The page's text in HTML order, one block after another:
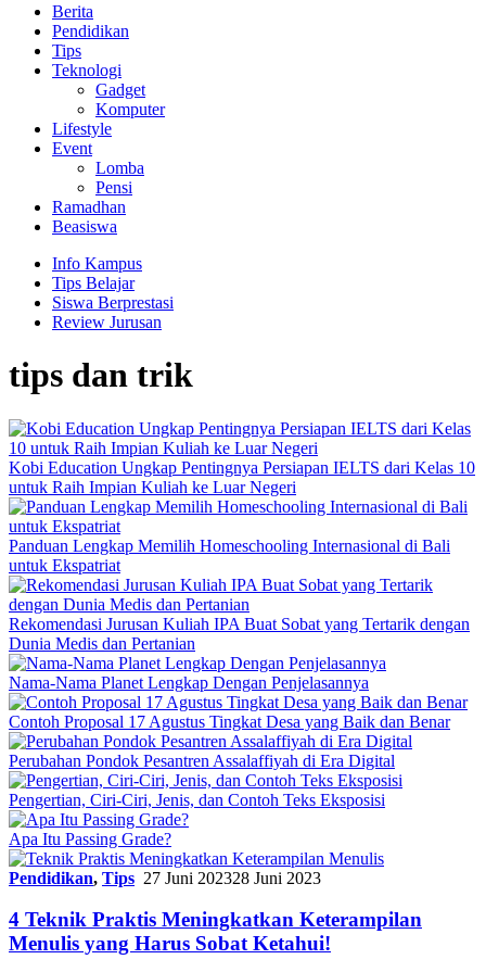
Berita
Pendidikan
Tips
Teknologi
Gadget
Komputer
Lifestyle
Event
Lomba
Pensi
Ramadhan
Beasiswa
Info Kampus
Tips Belajar
Siswa Berprestasi
Review Jurusan
tips dan trik
Kobi Education Ungkap Pentingnya Persiapan IELTS dari Kelas 10
untuk Raih Impian Kuliah ke Luar Negeri
Panduan Lengkap Memilih Homeschooling Internasional di Bali
untuk Ekspatriat
Rekomendasi Jurusan Kuliah IPA Buat Sobat yang Tertarik dengan
Dunia Medis dan Pertanian
Nama-Nama Planet Lengkap Dengan Penjelasannya
Contoh Proposal 17 Agustus Tingkat Desa yang Baik dan Benar
Perubahan Pondok Pesantren Assalaffiyah di Era Digital
Pengertian, Ciri-Ciri, Jenis, dan Contoh Teks Eksposisi
Apa Itu Passing Grade?
Pendidikan, Tips 27 Juni 202328 Juni 2023
4 Teknik Praktis Meningkatkan Keterampilan
Menulis yang Harus Sobat Ketahui!